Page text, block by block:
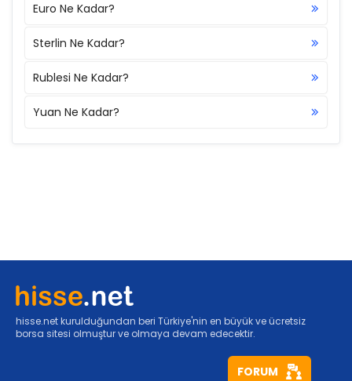
Euro Ne Kadar?
Sterlin Ne Kadar?
Rublesi Ne Kadar?
Yuan Ne Kadar?
hisse.net kurulduğundan beri Türkiye'nin en büyük ve ücretsiz
borsa sitesi olmuştur ve olmaya devam edecektir.
FORUM